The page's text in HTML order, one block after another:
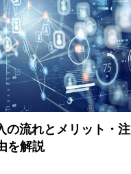
の流れとメリット・注
を解説